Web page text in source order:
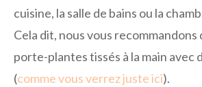
cuisine, la salle de bains ou la
Cela dit, nous vous recommandons
porte-plantes tissés à la main avec
(comme vous verrez juste ici).